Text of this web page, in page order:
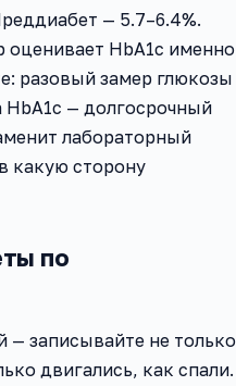
— 5.7–6.4%.
оценивает HbA1c именно
разовый замер глюкозы
— долгосрочный
лабораторный
какую сторону
по
записывайте не только
двигались, как спали.